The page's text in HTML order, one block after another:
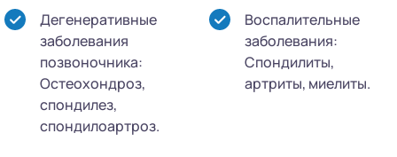
Дегенеративные
заболевания
позвоночника:
Остеохондроз,
спондилез,
спондилоартроз.
Воспалительные
заболевания:
Спондилиты,
артриты, миелиты.